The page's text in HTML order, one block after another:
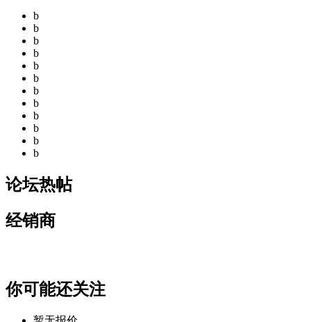
b
b
b
b
b
b
b
b
b
b
b
b
论坛热帖
经销商
你可能还关注